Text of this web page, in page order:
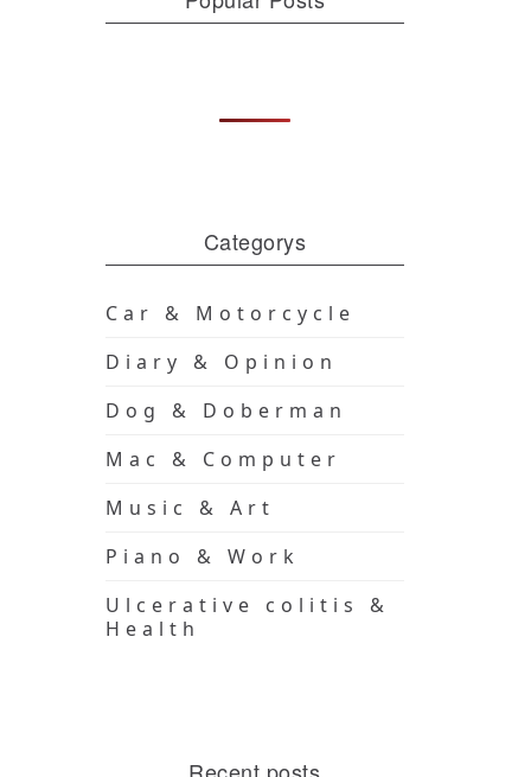
Categorys
Car & Motorcycle
Diary & Opinion
Dog & Doberman
Mac & Computer
Music & Art
Piano & Work
Ulcerative colitis &
Health